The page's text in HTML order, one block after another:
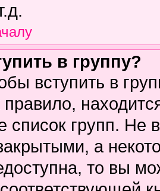
в группу?
вступить в
правило,
список групп. Не
а
то вы